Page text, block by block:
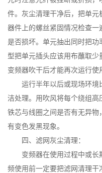
件。灰尘清理干净后，把单
器件上的螺丝紧固情况检查
是否损坏。单元抽出同时把功
型把单元插头应该用布蘸取
变频器吹干后才能再次运行使
运行半年以后或现场环境
洁处理。用吹风将每个绕组
铁芯与线圈之间是否有无异
有变色发黑现象。
四、滤网灰尘清理：
变频器在使用过程中或长
频使用前一定要把滤网清理